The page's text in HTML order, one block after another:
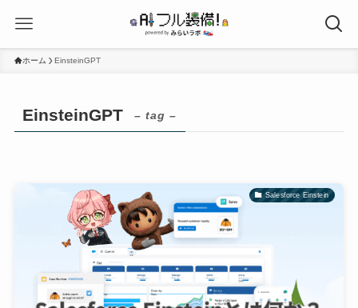
ホーム EinsteinGPT
EinsteinGPT – tag –
Salesforce Einstein